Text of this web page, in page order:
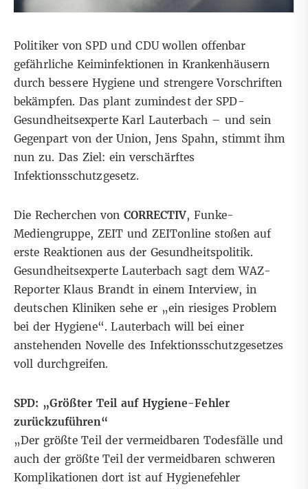
Politiker von SPD und CDU wollen offenbar
gefährliche Keiminfektionen in Krankenhäusern
durch bessere Hygiene und strengere Vorschriften
bekämpfen. Das plant zumindest der SPD-
Gesundheitsexperte Karl Lauterbach – und sein
Gegenpart von der Union, Jens Spahn, stimmt ihm
nun zu. Das Ziel: ein verschärftes
Infektionsschutzgesetz.
Die Recherchen von CORRECTIV, Funke-
Mediengruppe, ZEIT und ZEITonline stoßen auf
erste Reaktionen aus der Gesundheitspolitik.
Gesundheitsexperte Lauterbach sagt dem WAZ-
Reporter Klaus Brandt in einem Interview, in
deutschen Kliniken sehe er „ein riesiges Problem
bei der Hygiene“. Lauterbach will bei einer
anstehenden Novelle des Infektionsschutzgesetzes
voll durchgreifen.
SPD: „Größter Teil auf Hygiene-Fehler
zurückzuführen“
„Der größte Teil der vermeidbaren Todesfälle und
auch der größte Teil der vermeidbaren schweren
Komplikationen dort ist auf Hygienefehler